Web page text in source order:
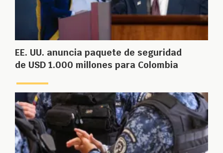
EE. UU. anuncia paquete de seguridad
de USD 1.000 millones para Colombia